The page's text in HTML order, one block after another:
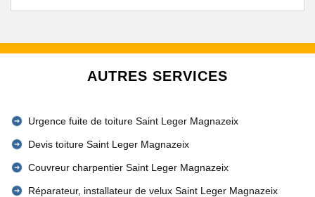
AUTRES SERVICES
Urgence fuite de toiture Saint Leger Magnazeix
Devis toiture Saint Leger Magnazeix
Couvreur charpentier Saint Leger Magnazeix
Réparateur, installateur de velux Saint Leger Magnazeix